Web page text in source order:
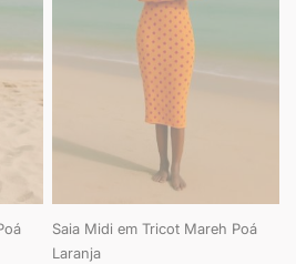
Saia Midi em Tricot Mareh Poá
Laranja